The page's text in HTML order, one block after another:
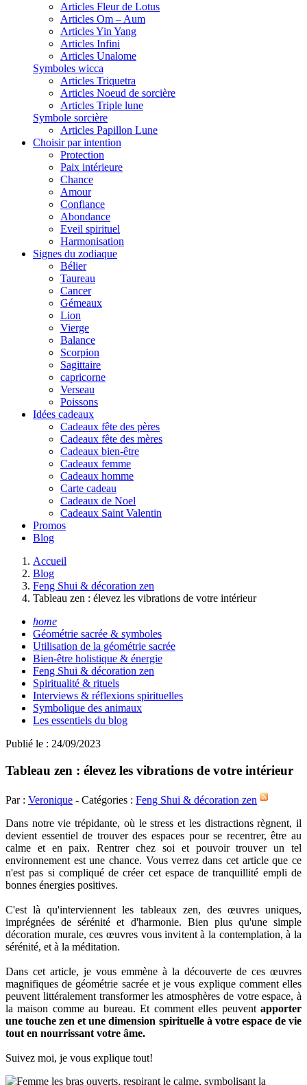
Articles Fleur de Lotus
Articles Om – Aum
Articles Yin Yang
Articles Infini
Articles Unalome
Symboles wicca
Articles Triquetra
Articles Noeud de sorcière
Articles Triple lune
Symbole sorcière
Articles Papillon Lune
Choisir par intention
Protection
Paix intérieure
Chance
Amour
Confiance
Abondance
Eveil spirituel
Harmonisation
Signes du zodiaque
Bélier
Taureau
Cancer
Gémeaux
Lion
Vierge
Balance
Scorpion
Sagittaire
capricorne
Verseau
Poissons
Idées cadeaux
Cadeaux fête des pères
Cadeaux fête des mères
Cadeaux bien-être
Cadeaux femme
Cadeaux homme
Carte cadeau
Cadeaux de Noel
Cadeaux Saint Valentin
Promos
Blog
Accueil
Blog
Feng Shui & décoration zen
Tableau zen : élevez les vibrations de votre intérieur
home
Géométrie sacrée & symboles
Utilisation de la géométrie sacrée
Bien-être holistique & énergie
Feng Shui & décoration zen
Spiritualité & rituels
Interviews & réflexions spirituelles
Symbolique des animaux
Les essentiels du blog
Publié le : 24/09/2023
Tableau zen : élevez les vibrations de votre intérieur
Par : Veronique - Catégories : Feng Shui & décoration zen
Dans notre vie trépidante, où le stress et les distractions règnent, il
devient essentiel de trouver des espaces pour se recentrer, être au
calme et en paix. Rentrer chez soi et pouvoir trouver un tel
environnement est une chance. Vous verrez dans cet article que ce
n'est pas si compliqué de créer cet espace de tranquillité empli de
bonnes énergies positives.
C'est là qu'interviennent les tableaux zen, des œuvres uniques,
imprégnées de sérénité et d'harmonie. Bien plus qu'une simple
décoration murale, ces œuvres vous invitent à la contemplation, à la
sérénité, et à la méditation.
Dans cet article, je vous emmène à la découverte de ces œuvres
magnifiques de géométrie sacrée et je vous explique comment elles
peuvent littéralement transformer les atmosphères de votre espace, à
la maison comme au bureau. Et comment elles peuvent apporter
une touche zen et une dimension spirituelle à votre espace de vie
tout en nourrissant votre âme.
Suivez moi, je vous explique tout!